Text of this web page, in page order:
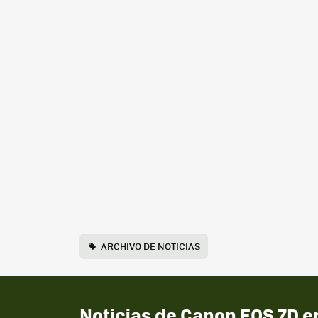
ARCHIVO DE NOTICIAS